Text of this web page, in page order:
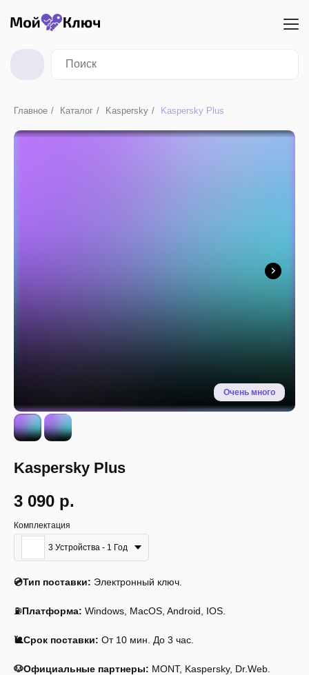
Главное / Каталог / Kaspersky / Kaspersky Plus
Kaspersky Plus
3 090 р.
Комплектация
3 Устройства - 1 Год
💿Тип поставки: Электронный ключ.
⛽Платформа: Windows, MacOS, Android, IOS.
🐌Срок поставки: От 10 мин. До 3 час.
🐶Официальные партнеры: MONT, Kaspersky, Dr.Web.